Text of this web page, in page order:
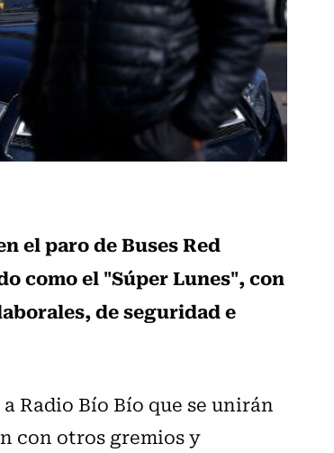
el paro de Buses Red
como el "Súper Lunes", con
de seguridad e
Radio Bío Bío que se unirán
con otros gremios y